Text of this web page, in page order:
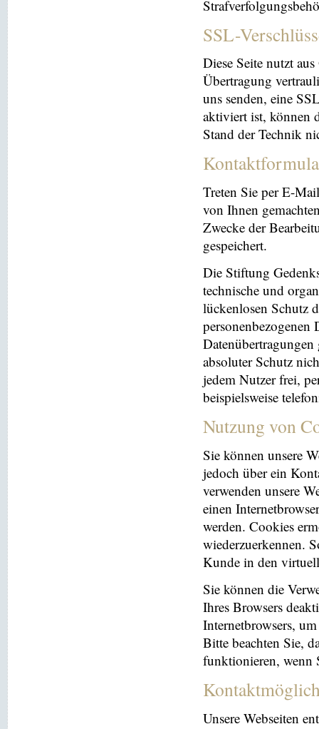
SSL-
Diese Seite nutzt
Übertragung
uns senden, eine
aktiviert ist, können
Stand der Technik
Treten Sie per E-
von Ihnen
Zwecke der
gespeichert.
Die Stiftung
technische und
lückenlosen Schutz
personenbezogenen
absoluter Schutz
jedem Nutzer frei,
beispielsweise
Nutzung von
Sie können unsere
jedoch über ein
verwenden unsere
einen
werden. Cookies
wiederzuerkennen.
Kunde in den
Sie können die
Ihres Browsers
Internetbrowsers,
Bitte beachten Sie,
funktionieren, wenn
Unsere Webseiten